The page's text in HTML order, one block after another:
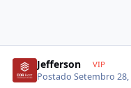
Jefferson VIP
PostadoSetembro